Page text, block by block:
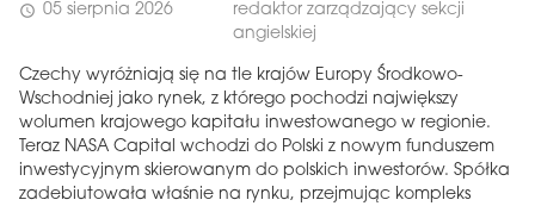
schedule 05 sierpnia 2026
redaktor zarządzający sekcji
angielskiej
Czechy wyróżniają się na tle krajów Europy Środkowo-
Wschodniej jako rynek, z którego pochodzi największy
wolumen krajowego kapitału inwestowanego w regionie.
Teraz NASA Capital wchodzi do Polski z nowym funduszem
inwestycyjnym skierowanym do polskich inwestorów. Spółka
zadebiutowała właśnie na rynku, przejmując kompleks